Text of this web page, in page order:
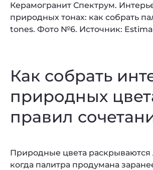
Керамогранит Спектрум.
природных тонах: как собрать
tones. Фото №6. Источник: Estima
Как собрать
природных
правил
Природные цвета раскрываются
когда палитра продумана